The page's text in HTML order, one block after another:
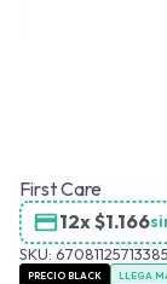
First Care
PRECIO BLACK LLEGA
12x$1.166
SKU: 67081125713385